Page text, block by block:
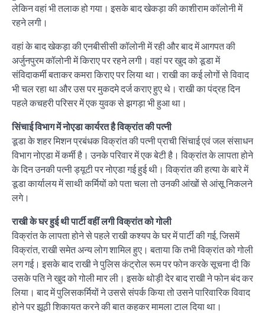
लेकिन वहां भी तलाक हो गया। इसके बाद खेकड़ा की काशीराम कॉलोनी में
रहने लगी।
वहां के बाद खेकड़ा की एनबीसीसी कॉलोनी में रही और बाद में आगपत की
अर्जुनपुरम कॉलोनी में किराए पर रहने लगी। वहां पर खुद को डूडा में
संविदाकर्मी बताकर कमरा किराए पर लिया था। राखी का कई लोगों से विवाद
भी चल रहा था और उस पर मुकदमे दर्ज कराए हुए थे। राखी का पंद्रह दिन
पहले कचहरी परिसर में एक युवक से झगड़ा भी हुआ था।
सिंचाई विभाग में नोएडा कार्यरत है विक्रांत की पत्नी
डूडा के शहर मिशन प्रबंधक विक्रांत की पत्नी प्राची सिंचाई एवं जल संसाधन
विभाग नोएडा में कर्मी है। उनके परिवार में एक बेटी है। विक्रांत के लापता होने
के दिन उनकी पत्नी ड्यूटी पर नोएडा गई हुई थी। विक्रांत की हत्या के बारे में
डूडा कार्यालय में साथी कर्मियों को पता चला तो उनकी आंखों से आंसू निकलने
लगे।
राखी के घर हुई थी पार्टी वहीं लगी विक्रांत को गोली
विक्रांत के लापता होने से पहले राखी कश्यप के घर में पार्टी की गई, जिसमें
विक्रांत, राखी समेत अन्य लोग शामिल हुए। बताया कि तभी विक्रांत को गोली
लग गई। इसके बाद राखी ने पुलिस कंट्रोल रूम पर फोन करके सूचना दी कि
उसके पति ने खुद को गोली मार ली। इसके थोड़ी देर बाद राखी ने फोन बंद कर
लिया। बाद में पुलिसकर्मियों ने उससे संपर्क किया तो उसने पारिवारिक विवाद
होने पर झूठी शिकायत करने की बात कहकर मामला टाल दिया था।